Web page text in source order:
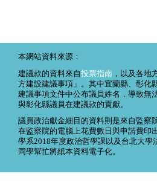
本網站資料來源：
建議款的資料來自投票指南 ，以及各地
方建設建議事項」。其中宜蘭縣、彰化
建議事項文件中公布議員姓名，導致無
與彰化縣議員在建議款的貢獻。
議員政治獻金細目的資料則是來自監察
在監察院的電腦上花費數日與申請費印
學系2018年度政治哲學課以及台北大學
同學幫忙將紙本資料電子化。